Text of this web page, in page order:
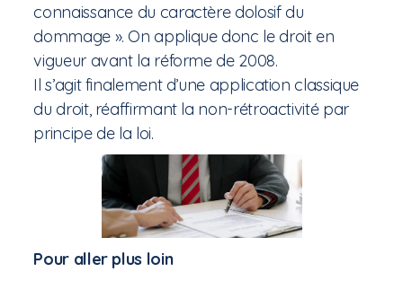
connaissance du caractère dolosif du
dommage ». On applique donc le droit en
vigueur avant la réforme de 2008.
Il s’agit finalement d’une application classique
du droit, réaffirmant la non-rétroactivité par
principe de la loi.
Pour aller plus loin